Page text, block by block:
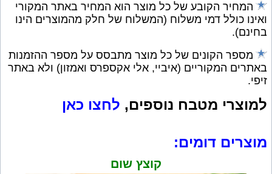
המחיר הקובע של כל מוצר הוא המחיר באתר המקורי
ואינו כולל דמי משלוח (המשלוח של חלק מהמוצרים הינו
בחינם).
מספר הקונים של כל מוצר מתבסס על מספר ההזמנות
באתרים המקוריים (איביי, אלי אקספרס ואמזון) ולא באתר
זיפי.
למוצרי מטבח נוספים, לחצו כאן
מוצרים דומים:
קוצץ שום